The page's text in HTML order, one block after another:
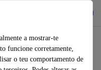
a mostrar-te
funcione corretamente,
o teu comportamento de